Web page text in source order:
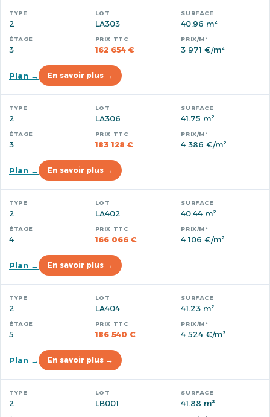
2 LA303 40.96 m²
3 162 654 € 3 971 €/m²
Plan → En savoir plus →
2 LA306 41.75 m²
3 183 128 € 4 386 €/m²
Plan → En savoir plus →
2 LA402 40.44 m²
4 166 066 € 4 106 €/m²
Plan → En savoir plus →
2 LA404 41.23 m²
5 186 540 € 4 524 €/m²
Plan → En savoir plus →
2 LB001 41.88 m²